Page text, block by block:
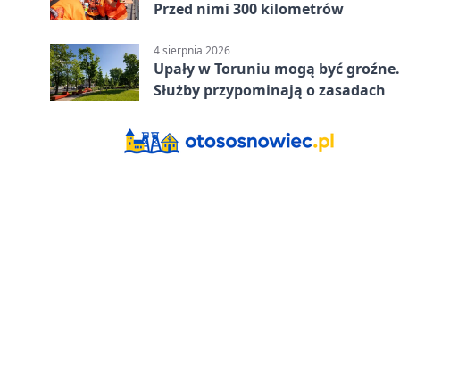
Przed nimi 300 kilometrów
4 sierpnia 2026
Upały w Toruniu mogą być groźne.
Służby przypominają o zasadach